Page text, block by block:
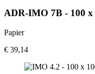
ADR-IMO 7B - 100 x
Papier
€ 39,14